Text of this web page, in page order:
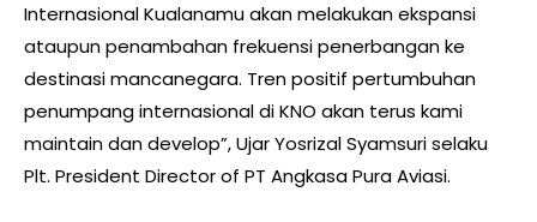
Internasional Kualanamu akan melakukan ekspansi
ataupun penambahan frekuensi penerbangan ke
destinasi mancanegara. Tren positif pertumbuhan
penumpang internasional di KNO akan terus kami
maintain dan develop”, Ujar Yosrizal Syamsuri selaku
Plt. President Director of PT Angkasa Pura Aviasi.